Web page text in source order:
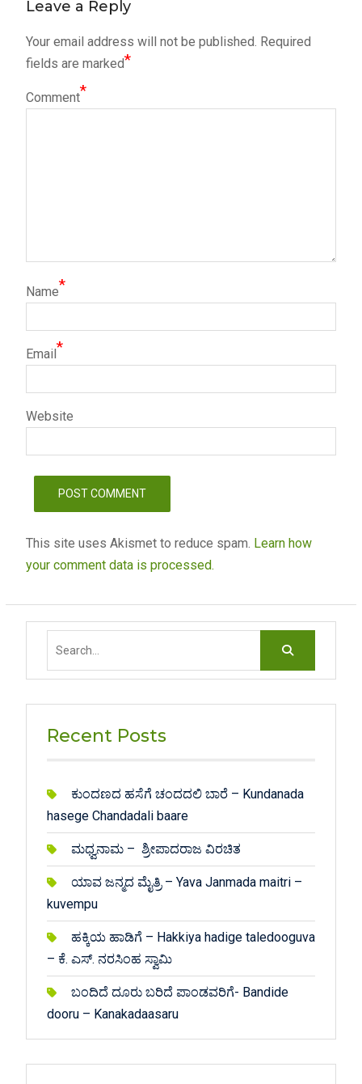
Leave a Reply
Your email address will not be published. Required
fields are marked*
Comment*
Name*
Email*
Website
This site uses Akismet to reduce spam. Learn how
your comment data is processed.
Recent Posts
ಕುಂದಣದ ಹಸೆಗೆ ಚಂದದಲಿ ಬಾರೆ – Kundanada
hasege Chandadali baare
ಮಧ್ವನಾಮ – ಶ್ರೀಪಾದರಾಜ ವಿರಚಿತ
ಯಾವ ಜನ್ಮದ ಮೈತ್ರಿ – Yava Janmada maitri –
kuvempu
ಹಕ್ಕಿಯ ಹಾಡಿಗೆ – Hakkiya hadige taledooguva
– ಕೆ. ಎಸ್. ನರಸಿಂಹ ಸ್ವಾಮಿ
ಬಂದಿದೆ ದೂರು ಬರಿದೆ ಪಾಂಡವರಿಗೆ- Bandide
dooru – Kanakadaasaru